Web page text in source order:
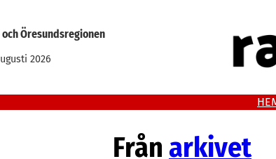
Öresundsregionen
2026
Från arkivet